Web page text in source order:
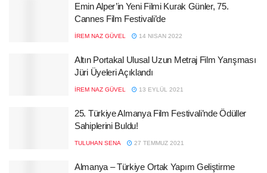
Emin Alper’in Yeni Filmi Kurak Günler, 75.
Cannes Film Festivali’de
İREM NAZ GÜVEL 14 NISAN 2022
Altın Portakal Ulusal Uzun Metraj Film Yarışması
Jüri Üyeleri Açıklandı
İREM NAZ GÜVEL 13 EYLÜL 2021
25. Türkiye Almanya Film Festivali’nde Ödüller
Sahiplerini Buldu!
TULUHAN SENA 27 TEMMUZ 2021
Almanya – Türkiye Ortak Yapım Geliştirme